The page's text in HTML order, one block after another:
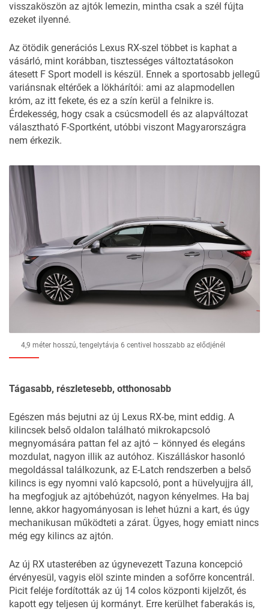
visszaköszön az ajtók lemezin, mintha csak a szél fújta
ezeket ilyenné.
Az ötödik generációs Lexus RX-szel többet is kaphat a
vásárló, mint korábban, tisztességes változtatásokon
átesett F Sport modell is készül. Ennek a sportosabb jellegű
variánsnak eltérőek a lökhárítói: ami az alapmodellen
króm, az itt fekete, és ez a szín kerül a felnikre is.
Érdekesség, hogy csak a csúcsmodell és az alapváltozat
választható F-Sportként, utóbbi viszont Magyarországra
nem érkezik.
4,9 méter hosszú, tengelytávja 6 centivel hosszabb az elődjénél
Tágasabb, részletesebb, otthonosabb
Egészen más bejutni az új Lexus RX-be, mint eddig. A
kilincsek belső oldalon található mikrokapcsoló
megnyomására pattan fel az ajtó – könnyed és elegáns
mozdulat, nagyon illik az autóhoz. Kiszálláskor hasonló
megoldással találkozunk, az E-Latch rendszerben a belső
kilincs is egy nyomni való kapcsoló, pont a hüvelyujjra áll,
ha megfogjuk az ajtóbehúzót, nagyon kényelmes. Ha baj
lenne, akkor hagyományosan is lehet húzni a kart, és úgy
mechanikusan működteti a zárat. Ügyes, hogy emiatt nincs
még egy kilincs az ajtón.
Az új RX utasterében az úgynevezett Tazuna koncepció
érvényesül, vagyis elöl szinte minden a sofőrre koncentrál.
Picit feléje fordították az új 14 colos központi kijelzőt, és
kapott egy teljesen új kormányt. Erre kerülhet faberakás is,